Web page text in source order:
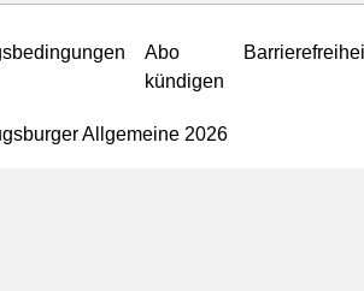
Abo
kündigen
Allgemeine 2026